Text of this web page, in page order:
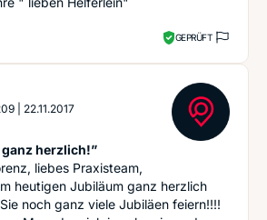
GEPRÜFT
22.11.2017
herzlich!”
liebes Praxisteam,
heutigen Jubiläum ganz herzlich
noch ganz viele Jubiläen feiern!!!!